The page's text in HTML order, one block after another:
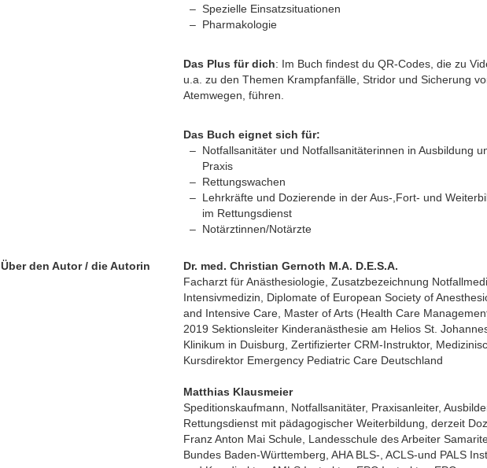
Spezielle Einsatzsituationen
Pharmakologie
Das Plus für dich: Im Buch findest du QR-Codes, die zu
u.a. zu den Themen Krampfanfälle, Stridor und Sicherung
Atemwegen, führen.
Das Buch eignet sich für:
Notfallsanitäter und Notfallsanitäterinnen in Ausbildung
Praxis
Rettungswachen
Lehrkräfte und Dozierende in der Aus-,Fort- und
im Rettungsdienst
Notärztinnen/Notärzte
Über den Autor / die Autorin
Dr. med. Christian Gernoth M.A. D.E.S.A.
Facharzt für Anästhesiologie, Zusatzbezeichnung
Intensivmedizin, Diplomate of European Society of
and Intensive Care, Master of Arts (Health Care
2019 Sektionsleiter Kinderanästhesie am Helios St.
Klinikum in Duisburg, Zertifizierter CRM-Instruktor,
Kursdirektor Emergency Pediatric Care Deutschland
Matthias Klausmeier
Speditionskaufmann, Notfallsanitäter, Praxisanleiter,
Rettungsdienst mit pädagogischer Weiterbildung, derzeit
Franz Anton Mai Schule, Landesschule des Arbeiter
Bundes Baden-Württemberg, AHA BLS-, ACLS-und PALS